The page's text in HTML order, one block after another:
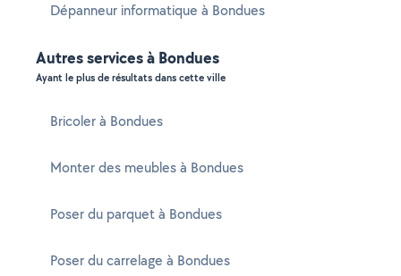
Dépanneur informatique à Bondues
Autres services à Bondues
Ayant le plus de résultats dans cette ville
Bricoler à Bondues
Monter des meubles à Bondues
Poser du parquet à Bondues
Poser du carrelage à Bondues